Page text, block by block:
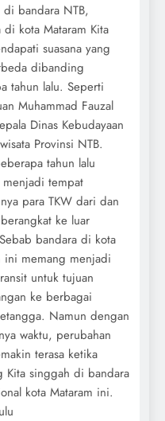
bandara NTB,
di kota Mataram Kita
suasana yang
dibanding
tahun lalu. Seperti
Muhammad Fauzal
Dinas Kebudayaan
Provinsi NTB.
tahun lalu
menjadi tempat
para TKW dari dan
ke luar
bandara di kota
ini memang menjadi
untuk tujuan
ke berbagai
Namun dengan
waktu, perubahan
terasa ketika
Kita singgah di bandara
kota Mataram ini.